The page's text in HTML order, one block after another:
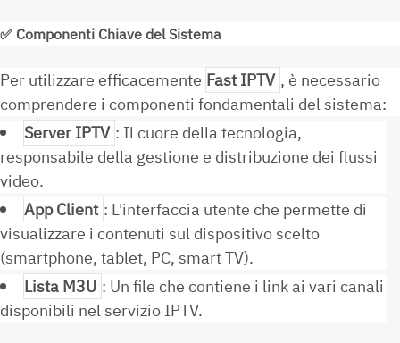
✅ Componenti Chiave del Sistema
Per utilizzare efficacemente Fast IPTV , è necessario
comprendere i componenti fondamentali del sistema:
Server IPTV : Il cuore della tecnologia,
responsabile della gestione e distribuzione dei flussi
video.
App Client : L'interfaccia utente che permette di
visualizzare i contenuti sul dispositivo scelto
(smartphone, tablet, PC, smart TV).
Lista M3U : Un file che contiene i link ai vari canali
disponibili nel servizio IPTV.